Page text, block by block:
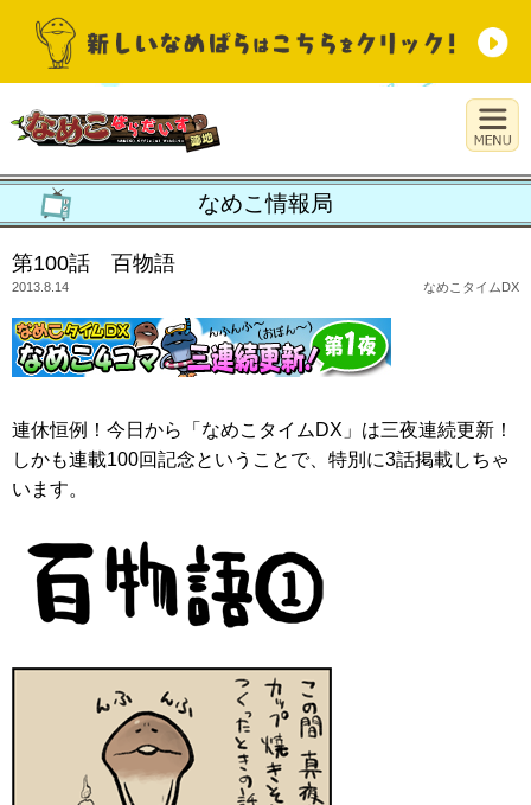
なめこ情報局
第100話 百物語
2013.8.14 なめこタイムDX
連休恒例！今日から「なめこタイムDX」は三夜連続更新！
しかも連載100回記念ということで、特別に3話掲載しちゃ
います。